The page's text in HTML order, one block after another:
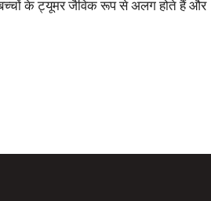
बच्चों के ट्यूमर जैविक रूप से अलग होते हैं और